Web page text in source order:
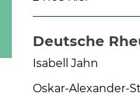
Deutsche
Isabell Jahn
Oskar-Alexander-